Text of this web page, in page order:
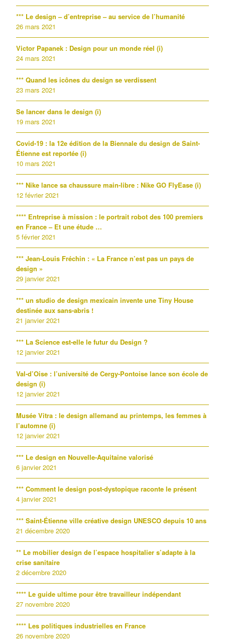
*** Le design – d’entreprise – au service de l’humanité
26 mars 2021
Victor Papanek : Design pour un monde réel (i)
24 mars 2021
*** Quand les icônes du design se verdissent
23 mars 2021
Se lancer dans le design (i)
19 mars 2021
Covid-19 : la 12e édition de la Biennale du design de Saint-
Étienne est reportée (i)
10 mars 2021
*** Nike lance sa chaussure main-libre : Nike GO FlyEase (i)
12 février 2021
**** Entreprise à mission : le portrait robot des 100 premiers
en France – Et une étude …
5 février 2021
*** Jean-Louis Fréchin : « La France n’est pas un pays de
design »
29 janvier 2021
*** un studio de design mexicain invente une Tiny House
destinée aux sans-abris !
21 janvier 2021
*** La Science est-elle le futur du Design ?
12 janvier 2021
Val-d’Oise : l’université de Cergy-Pontoise lance son école de
design (i)
12 janvier 2021
Musée Vitra : le design allemand au printemps, les femmes à
l’automne (i)
12 janvier 2021
*** Le design en Nouvelle-Aquitaine valorisé
6 janvier 2021
*** Comment le design post-dystopique raconte le présent
4 janvier 2021
*** Saint-Étienne ville créative design UNESCO depuis 10 ans
21 décembre 2020
** Le mobilier design de l’espace hospitalier s’adapte à la
crise sanitaire
2 décembre 2020
**** Le guide ultime pour être travailleur indépendant
27 novembre 2020
**** Les politiques industrielles en France
26 novembre 2020